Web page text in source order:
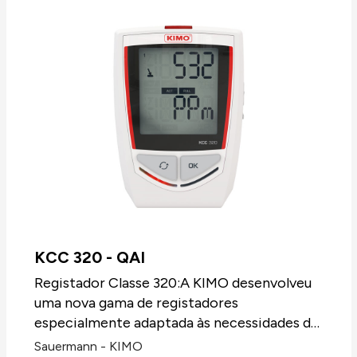
permite a vigilância e registo em contínuo
sem interrupções até 4 anos*.
KCC 320 - QAI
Registador Classe 320:A KIMO desenvolveu
uma nova gama de registadores
especialmente adaptada às necessidades da
indústria e aos laboratórios. A classe 320
Sauermann - KIMO